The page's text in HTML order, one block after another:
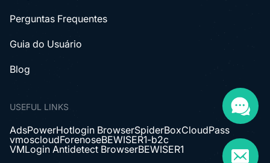
Perguntas Frequentes
Guia do Usuário
Blog
USEFUL LINKS
AdsPowerHotlogin BrowserSpiderBoxCloudPass
vmoscloudForenoseBEWISER1-b2c
VMLogin Antidetect BrowserBEWISER1